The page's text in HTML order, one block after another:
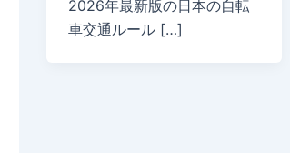
2026年最新版の日本の自転
車交通ルール […]